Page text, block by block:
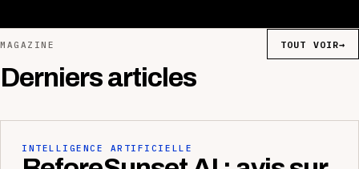
MAGAZINE
Derniers articles
TOUT VOIR→
INTELLIGENCE ARTIFICIELLE